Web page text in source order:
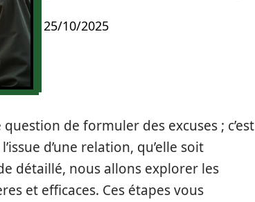
25/10/2025
de formuler des excuses ; c’est
d’une relation, qu’elle soit
détaillé, nous allons explorer les
et efficaces. Ces étapes vous